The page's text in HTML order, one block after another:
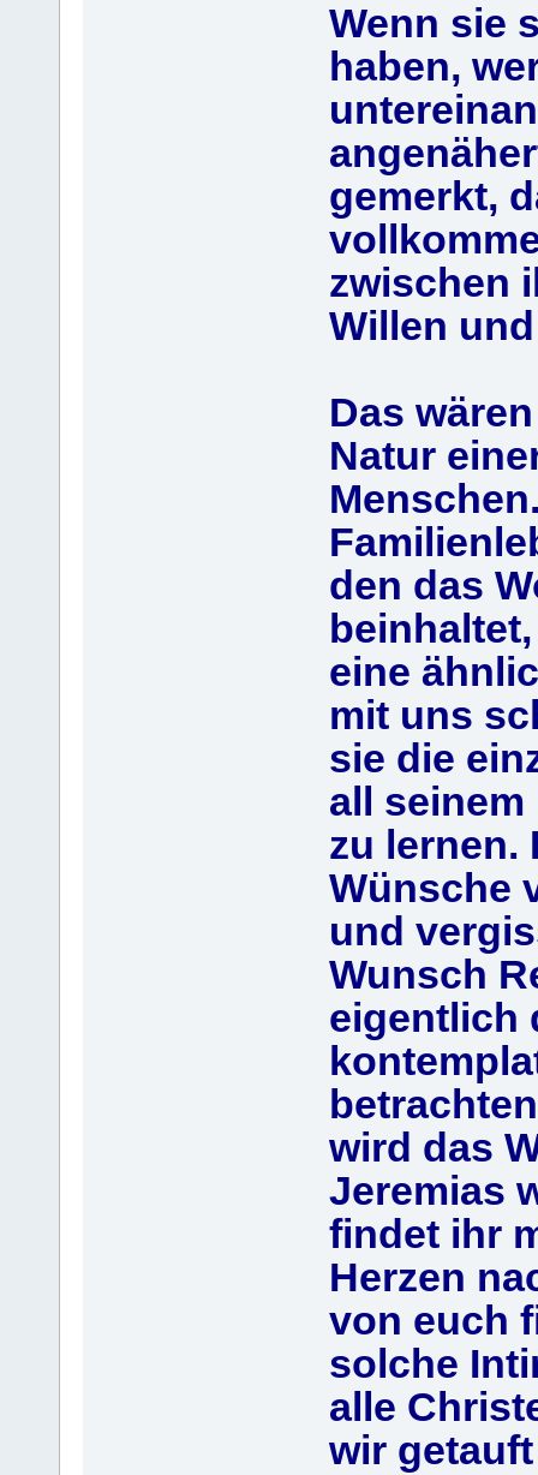
Wenn sie
haben,
gemerkt,
zwischen
Willen
Das
Natur
den das
eine
mit uns
sie die
all seinem
zu lernen.
Wünsche
und
Wunsch
eigentlich
wird das
Jeremias
findet ihr
Herzen
von euch
solche
alle
wir